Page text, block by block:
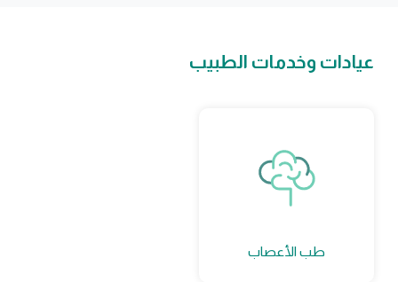
عيادات وخدمات الطبيب
طب الأعصاب